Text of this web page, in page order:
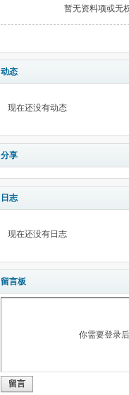
暂无资料项或无
动态
现在还没有动态
分享
日志
现在还没有日志
留言板
你需要登录
留言